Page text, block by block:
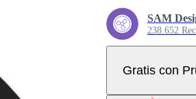
SAM
238.652
Gratis con